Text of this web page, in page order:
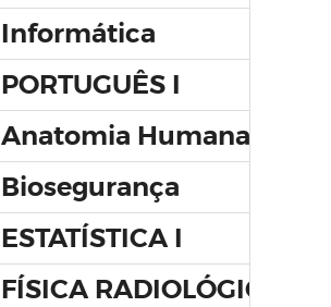
Informática
PORTUGUÊS I
Anatomia Humana II
Biosegurança
ESTATÍSTICA I
FÍSICA RADIOLÓGICA